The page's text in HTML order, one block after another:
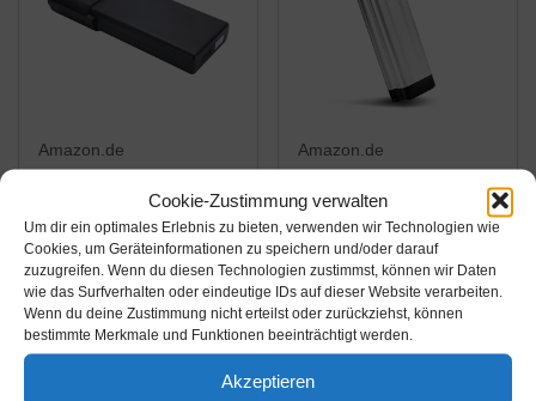
Cookie-Zustimmung verwalten
Um dir ein optimales Erlebnis zu bieten, verwenden wir Technologien wie
Cookies, um Geräteinformationen zu speichern und/oder darauf
zuzugreifen. Wenn du diesen Technologien zustimmst, können wir Daten
wie das Surfverhalten oder eindeutige IDs auf dieser Website verarbeiten.
Wenn du deine Zustimmung nicht erteilst oder zurückziehst, können
bestimmte Merkmale und Funktionen beeinträchtigt werden.
Akzeptieren
Amazon.de
HANERIDE E-Bike
Akku 36V 11.6Ah
Ersatzakku Elektrische
Fahrrad-Lithium
Batterie Ansmann
Amazon / Ebay
Amazon.de
229,00€
SEASON E-Bike
Pedelec Akku
Silverfish 36V 15.6Ah
577Wh, passend für
36V 250W/350W/500W
Motoren, für MiFa Rex
Amazon / Ebay